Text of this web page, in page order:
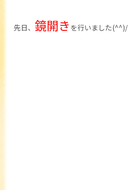
先日、 鏡開き を行いました(^^)/